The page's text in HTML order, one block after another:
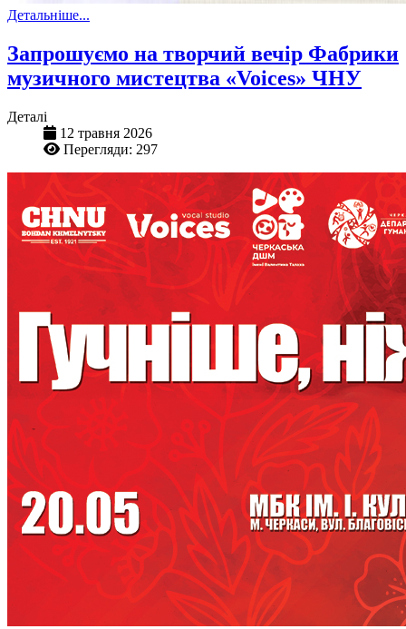
Детальніше...
Запрошуємо на творчий вечір Фабрики
музичного мистецтва «Voices» ЧНУ
Деталі
12 травня 2026
Перегляди: 297